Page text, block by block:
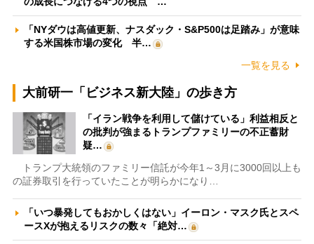
「NYダウは高値更新、ナスダック・S&P500は足踏み」が意味
する米国株市場の変化 半…
一覧を見る
大前研一「ビジネス新大陸」の歩き方
「イラン戦争を利用して儲けている」利益相反と
の批判が強まるトランプファミリーの不正蓄財
疑…
トランプ大統領のファミリー信託が今年1～3月に3000回以上も
の証券取引を行っていたことが明らかになり…
「いつ暴発してもおかしくはない」イーロン・マスク氏とスペ
ースXが抱えるリスクの数々「絶対…